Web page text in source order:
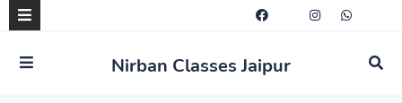
Nirban Classes Jaipur